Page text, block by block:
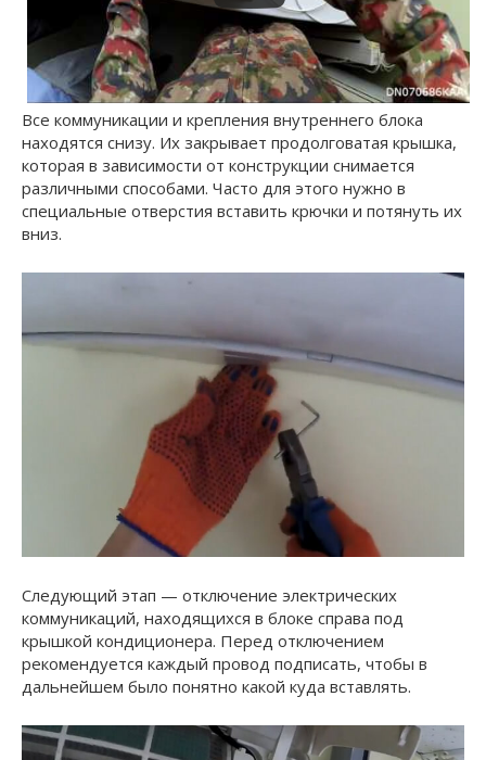
Все коммуникации и крепления внутреннего блока
находятся снизу. Их закрывает продолговатая крышка,
которая в зависимости от конструкции снимается
различными способами. Часто для этого нужно в
специальные отверстия вставить крючки и потянуть их
вниз.
Следующий этап — отключение электрических
коммуникаций, находящихся в блоке справа под
крышкой кондиционера. Перед отключением
рекомендуется каждый провод подписать, чтобы в
дальнейшем было понятно какой куда вставлять.